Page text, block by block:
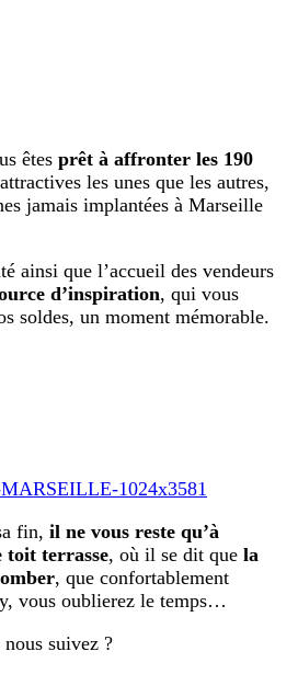
êtes prêt à affronter les 190
les unes que les autres,
jamais implantées à Marseille
ainsi que l’accueil des vendeurs
d’inspiration, qui vous
soldes, un moment mémorable.
fin, il ne vous reste qu’à
toit terrasse, où il se dit que la
, que confortablement
vous oublierez le temps…
suivez ?